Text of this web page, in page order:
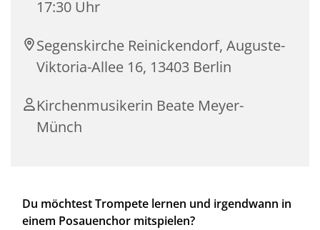
17:30 Uhr
Segenskirche Reinickendorf, Auguste-
Viktoria-Allee 16, 13403 Berlin
Kirchenmusikerin Beate Meyer-
Münch
Du möchtest Trompete lernen und irgendwann in
einem Posauenchor mitspielen?